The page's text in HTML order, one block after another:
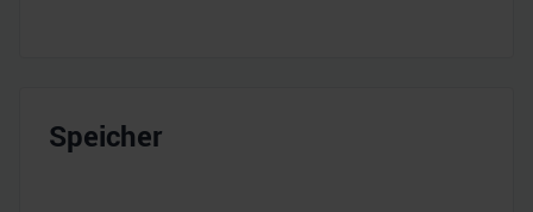
Speicher